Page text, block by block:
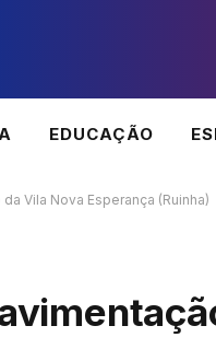
EDUCAÇÃO
Vila Nova Esperança (Ruinha)